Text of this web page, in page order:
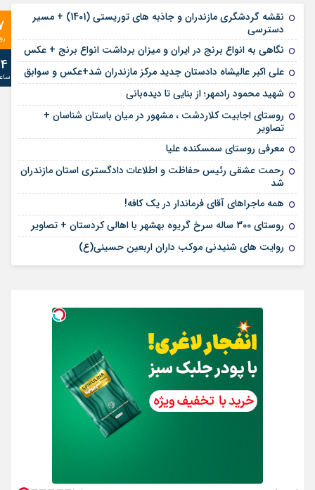
نقشه گردشگری مازندران و جاذبه های توریستی (1401) + مسیر
دسترسی
نگاهی به انواع برنج در ایران و میزان برداشت انواع برنج + عکس
علی‌ اکبر عالیشاه دادستان جدید مرکز مازندران شد+عکس و سوابق
شهید محمود رادمهر؛ از بنایی تا دیده‌بانی
روستای اجابیت کلاردشت ، مشهور در میان باستان شناسان +
تصاویر
معرفی روستای سمسکنده علیا
رحمت عشقی رئیس حفاظت و اطلاعات دادگستری استان مازندران
شد
همه ماجراهای آقای فرماندار در یک کافه!
روستای 300 ساله سرخ ‌گریوه بهشهر با اهالی کردستان + تصاویر
روایت های شنیدنی موکب داران اربعین حسینی(ع)